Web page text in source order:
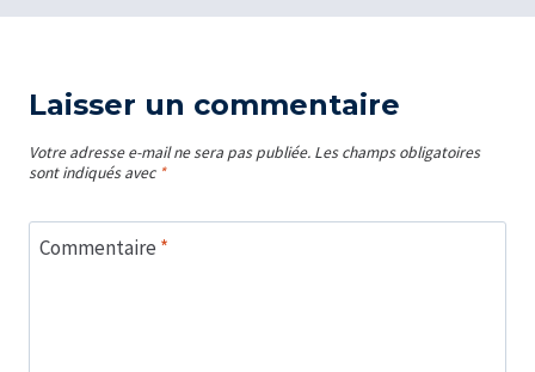
Laisser un commentaire
Votre adresse e-mail ne sera pas publiée. Les champs obligatoires
sont indiqués avec *
Commentaire *